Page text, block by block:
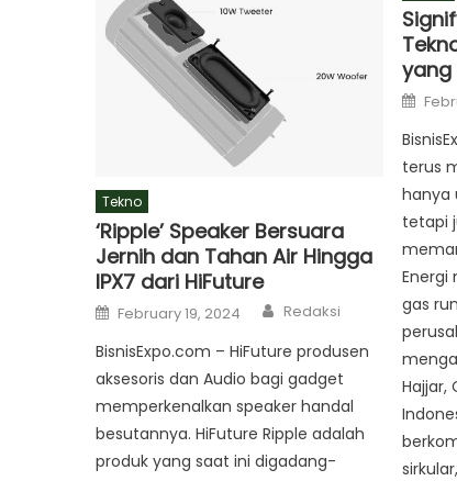
Tekno
‘Ripple’ Speaker Bersuara
Jernih dan Tahan Air Hingga
IPX7 dari HiFuture
Posted
on
February 19, 2024 Author
Redaksi
BisnisExpo.com – HiFuture produsen
aksesoris dan Audio bagi gadget
memperkenalkan speaker handal
besutannya. HiFuture Ripple adalah
produk yang saat ini digadang-
yang
on
terus
hanya
tetapi
Energi
gas
Hajjar,